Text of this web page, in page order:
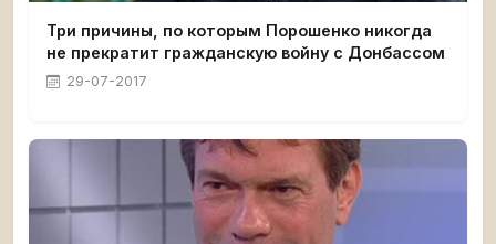
Три причины, по которым Порошенко никогда
не прекратит гражданскую войну с Донбассом
29-07-2017